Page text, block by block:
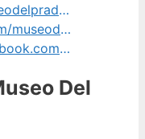
https://www.museodelprado.es/
https://twitter.com/museodelprado
https://www.facebook.com/museonacionaldelprado/
Del